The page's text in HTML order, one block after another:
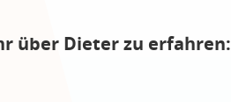
über Dieter zu erfahren: